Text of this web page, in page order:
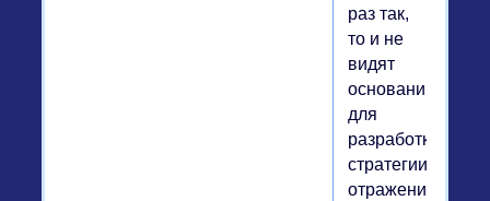
раз так,
то и не
видят
оснований
для
разработки
стратегии
отражения